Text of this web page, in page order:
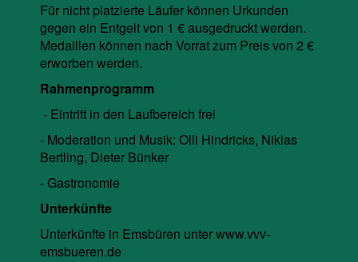
Für nicht platzierte Läufer können Urkunden
gegen ein Entgelt von 1 € ausgedruckt werden.
Medaillen können nach Vorrat zum Preis von 2 €
erworben werden.
Rahmenprogramm
- Eintritt in den Laufbereich frei
- Moderation und Musik: Olli Hindricks, Niklas
Bertling, Dieter Bünker
- Gastronomie
Unterkünfte
Unterkünfte in Emsbüren unter www.vvv-
emsbueren.de